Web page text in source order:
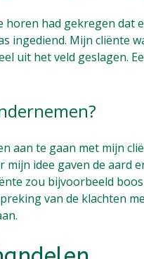
horen had gekregen dat
ingediend. Mijn cliënte
uit het veld geslagen.
aan te gaan met mijn
idee gaven de aard
zou bijvoorbeeld boos
van de klachten